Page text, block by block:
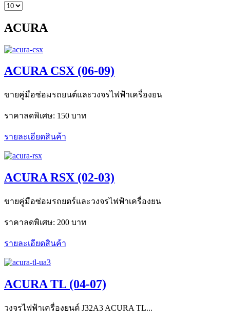
ACURA
ACURA CSX (06-09)
ขายคู่มือซ่อมรถยนต์และวงจรไฟฟ้าเครื่องยน
ราคาลดพิเศษ: 150 บาท
รายละเอียดสินค้า
ACURA RSX (02-03)
ขายคู่มือซ่อมรถยตร์และวงจรไฟฟ้าเครื่องยน
ราคาลดพิเศษ: 200 บาท
รายละเอียดสินค้า
ACURA TL (04-07)
วงจรไฟฟ้าเครื่องยนต์ J32A3 ACURA TL...